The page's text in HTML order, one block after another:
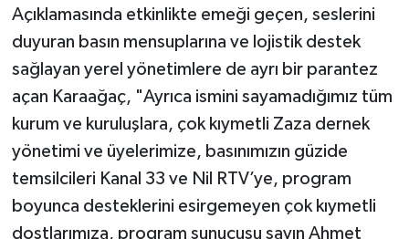
Açıklamasında etkinlikte emeği geçen, seslerini
duyuran basın mensuplarına ve lojistik destek
sağlayan yerel yönetimlere de ayrı bir parantez
açan Karaağaç, "Ayrıca ismini sayamadığımız tüm
kurum ve kuruluşlara, çok kıymetli Zaza dernek
yönetimi ve üyelerimize, basınımızın güzide
temsilcileri Kanal 33 ve Nil RTV’ye, program
boyunca desteklerini esirgemeyen çok kıymetli
dostlarımıza, program sunucusu sayın Ahmet